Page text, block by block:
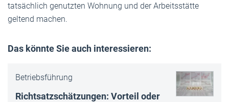
tatsächlich genutzten Wohnung und der Arbeitsstätte
geltend machen.
Das könnte Sie auch interessieren:
Betriebsführung
Richtsatzschätzungen: Vorteil oder